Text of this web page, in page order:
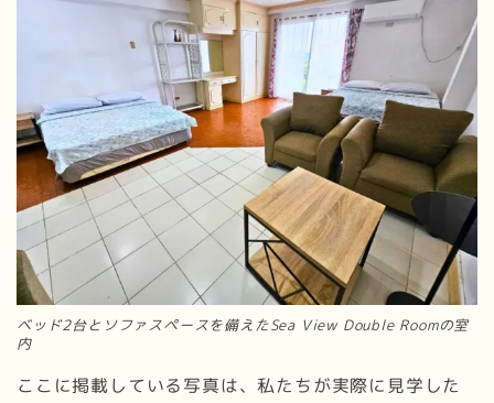
ベッド2台とソファスペースを備えたSea View Double Roomの室
内
ここに掲載している写真は、私たちが実際に見学した